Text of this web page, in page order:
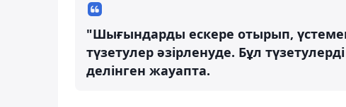
"Шығындарды ескере отырып,
түзетулер әзірленуде. Бұл
делінген жауапта.